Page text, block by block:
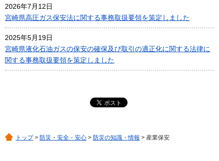
2026年7月12日
宮崎県高圧ガス保安法に関する事務取扱要領を策定しました
2025年5月19日
宮崎県液化石油ガスの保安の確保及び取引の適正化に関する法律に
関する事務取扱要領を策定しました
トップ> 防災・安全・安心 > 防災の知識・情報 > 産業保安